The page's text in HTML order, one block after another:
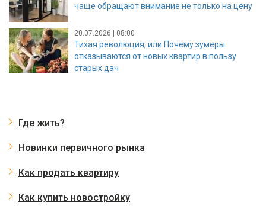
чаще обращают внимание не только на цену
20.07.2026 | 08:00
Тихая революция, или Почему зумеры
отказываются от новых квартир в пользу
старых дач
Где жить?
Новинки первичного рынка
Как продать квартиру
Как купить новостройку